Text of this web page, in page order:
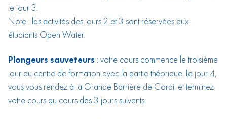
le jour 3.
Note : les activités des jours 2 et 3 sont réservées aux
étudiants Open Water.
Plongeurs sauveteurs : votre cours commence le troisième
jour au centre de formation avec la partie théorique. Le jour 4,
vous vous rendez à la Grande Barrière de Corail et terminez
votre cours au cours des 3 jours suivants.